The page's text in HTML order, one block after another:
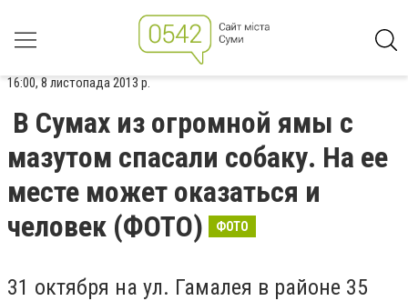
16:00, 8 листопада 2013 р.
В Сумах из огромной ямы с
мазутом спасали собаку. На ее
месте может оказаться и
человек (ФОТО)
ФОТО
31 октября на ул. Гамалея в районе 35